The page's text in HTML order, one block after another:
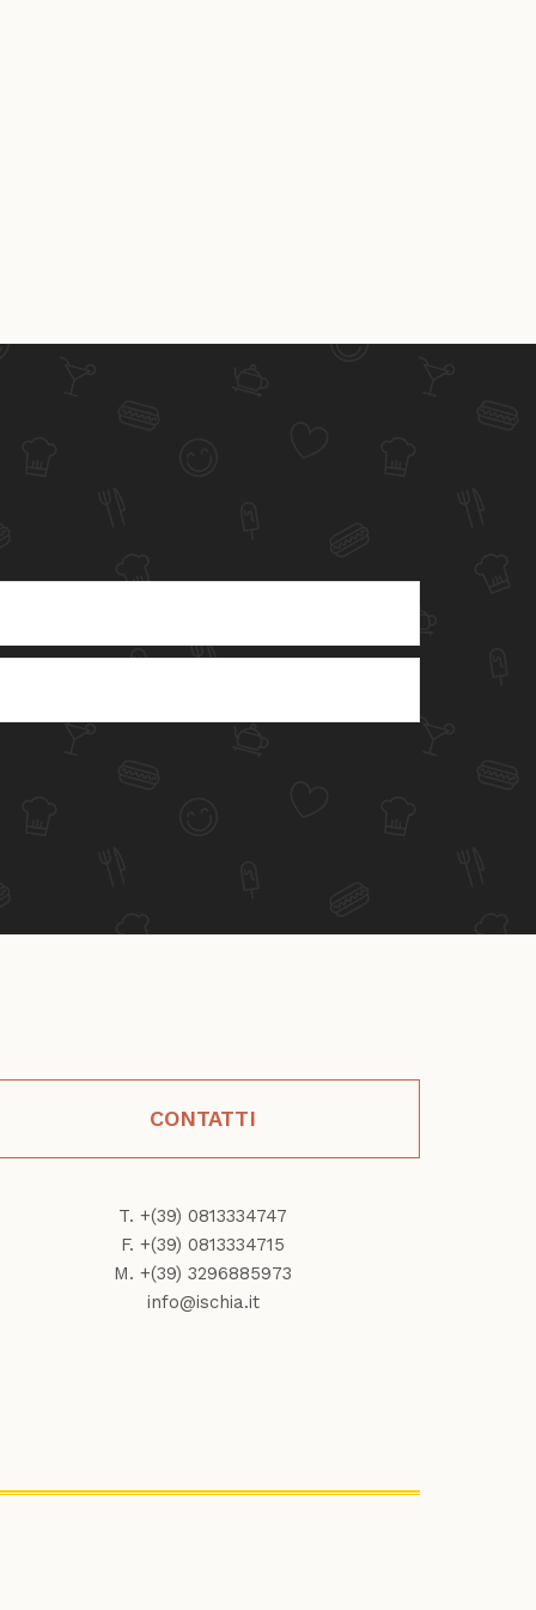
CONTATTI
T. +(39) 0813334747
F. +(39) 0813334715
M. +(39) 3296885973
info@ischia.it